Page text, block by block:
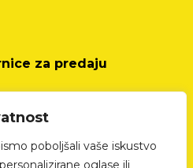
poboljšali vaše iskustvo
oglase ili
za predaju